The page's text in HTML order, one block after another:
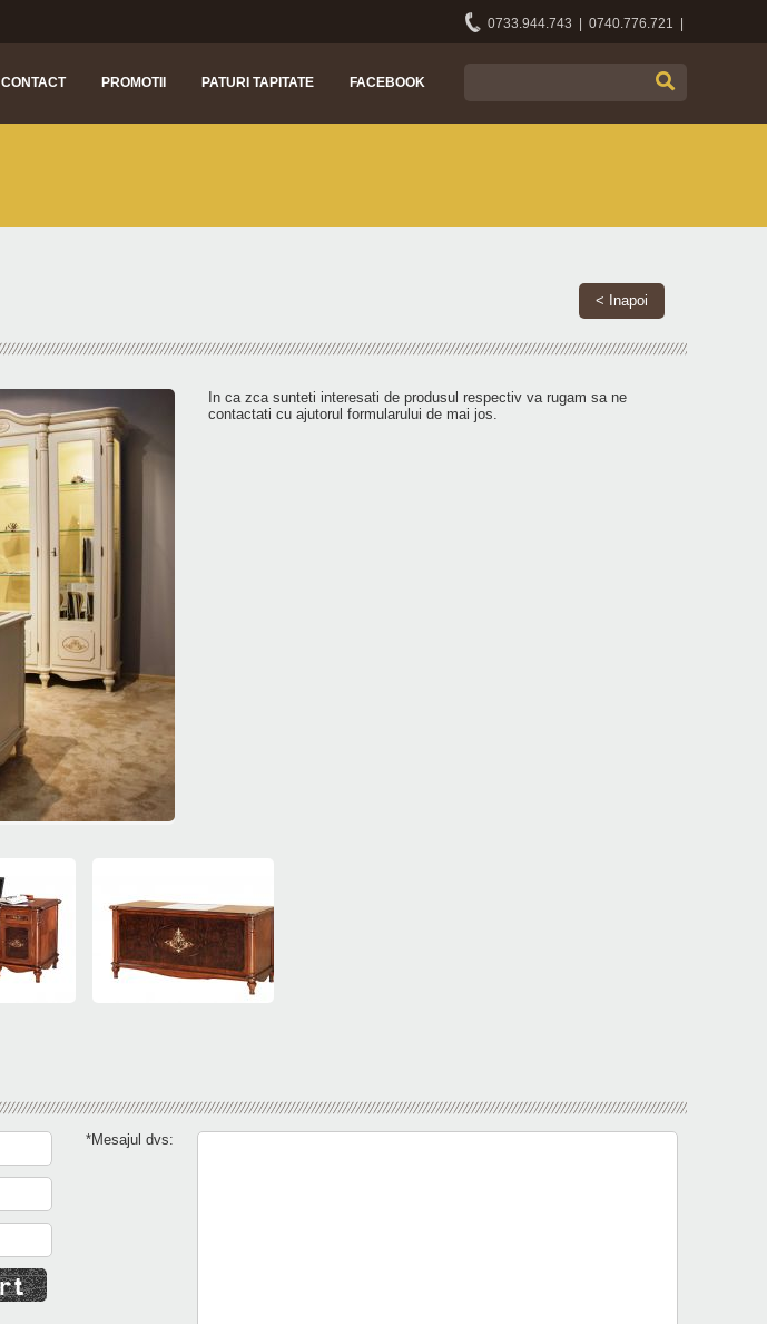
0733.944.743 | 0740.776.721 |
CONTACT PROMOTII PATURI TAPITATE FACEBOOK
< Inapoi
In ca zca sunteti interesati de produsul respectiv va rugam sa ne
contactati cu ajutorul formularului de mai jos.
*Mesajul dvs: